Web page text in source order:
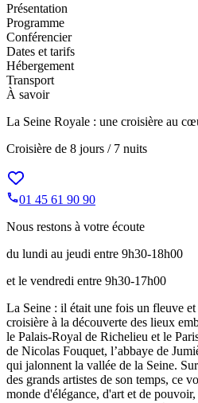
Présentation
Programme
Conférencier
Dates et tarifs
Hébergement
Transport
À savoir
La Seine Royale : une croisière au
Croisière de 8 jours / 7 nuits
01 45 61 90 90
Nous restons à votre écoute
du lundi au jeudi entre 9h30-18h00
et le vendredi entre 9h30-17h00
La Seine : il était une fois un fleuve
croisière à la découverte des lieux
le Palais-Royal de Richelieu et le
de Nicolas Fouquet, l’abbaye de
qui jalonnent la vallée de la Seine.
des grands artistes de son temps, ce
monde d'élégance, d'art et de